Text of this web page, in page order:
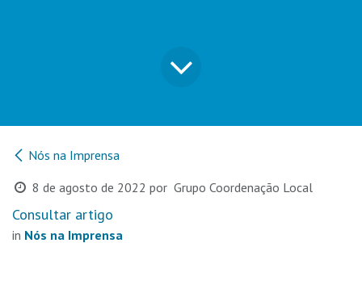
Nós na Imprensa
8 de agosto de 2022 por Grupo Coordenação Local
Consultar artigo
in Nós na Imprensa